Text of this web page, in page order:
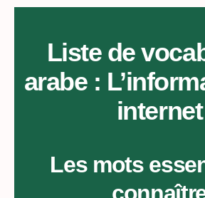
Liste de
arabe :
internet
Les mots